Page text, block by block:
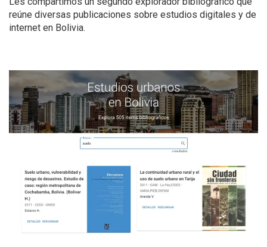
reúne diversas publicaciones sobre estudios digitales y de
internet en Bolivia.